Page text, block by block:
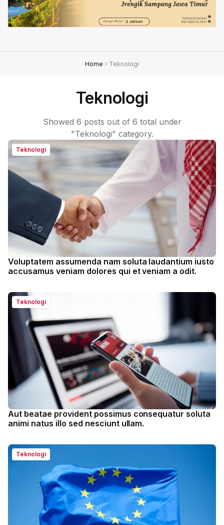
Home Teknologi
Teknologi
Showed 6 posts out of 6 total under
"Teknologi" category.
Teknologi
Voluptatem assumenda nam soluta laudantium iusto
accusamus veniam dolores qui et veniam a odit.
Teknologi
Aut beatae provident possimus consequatur soluta
animi natus illo sed nesciunt ullam.
Teknologi